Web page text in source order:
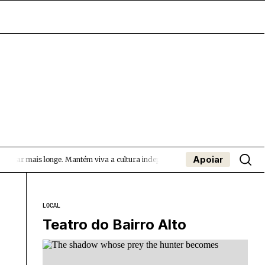
mais longe.Mantém viva a cultura independente — apoia o Coffeepaste e
Apoiar
LOCAL
Teatro do Bairro Alto